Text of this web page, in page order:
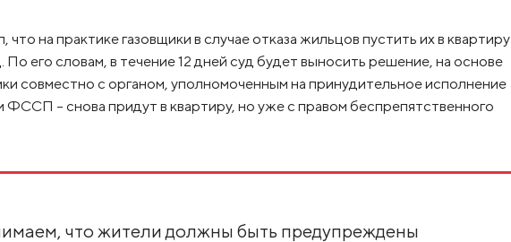
на практике газовщики в случае отказа жильцов пустить их в квартиру
По его словам, в течение 12 дней суд будет выносить решение, на основе
совместно с органом, уполномоченным на принудительное исполнение
– снова придут в квартиру, но уже с правом беспрепятственного
что жители должны быть предупреждены